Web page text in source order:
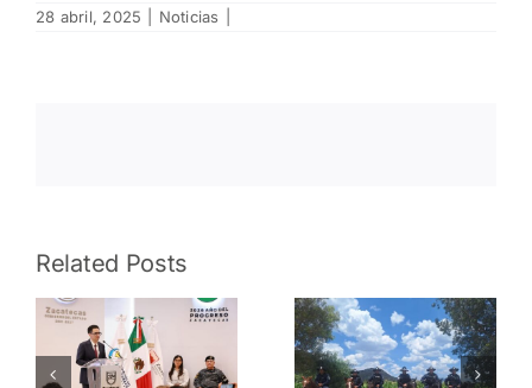
28 abril, 2025 Noticias
Related PostsFortalecen
seguridad
durante
actividades
Asegura
FRIZ una